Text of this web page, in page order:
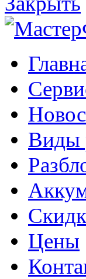
Виды
Цены